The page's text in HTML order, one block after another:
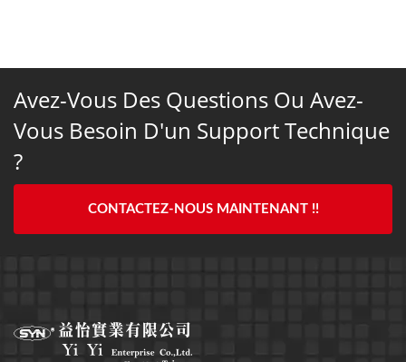
Avez-Vous Des Questions Ou Avez-
Vous Besoin D'un Support Technique
?
CONTACTEZ-NOUS MAINTENANT !!